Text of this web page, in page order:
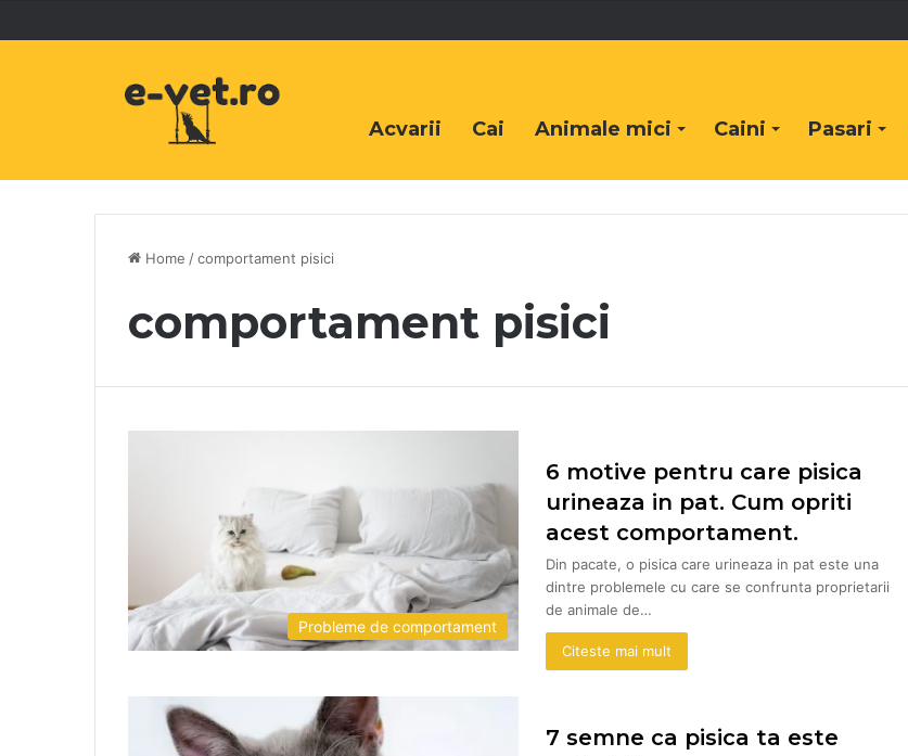
Acvarii Cai Animale mici Caini Pasari
Home /comportament pisici
comportament pisici
Probleme de comportament
6 motive pentru care pisica
urineaza in pat. Cum opriti
acest comportament.
Din pacate, o pisica care urineaza in pat este una
dintre problemele cu care se confrunta proprietarii
de animale de…
Citeste mai mult
7 semne ca pisica ta este